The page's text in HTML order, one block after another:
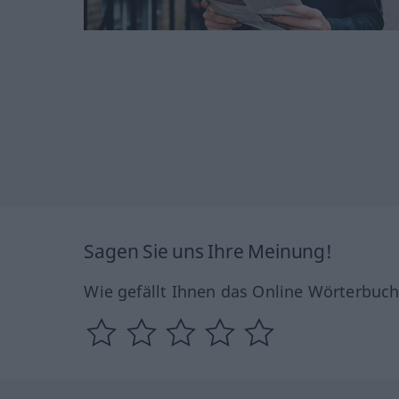
Sagen Sie uns Ihre Meinung!
Wie gefällt Ihnen das Online